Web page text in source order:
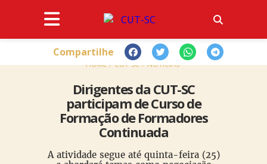
HOME CUT-SC NOTÍCIAS
Dirigentes da CUT-SC
participam de Curso de
Formação de Formadores
Continuada
A atividade segue até quinta-feira (25)
Compartilhe